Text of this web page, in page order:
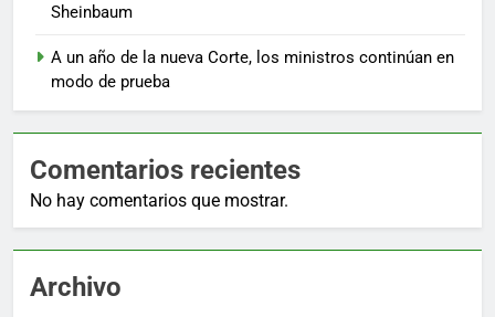
Sheinbaum
A un año de la nueva Corte, los ministros continúan en
modo de prueba
Comentarios recientes
No hay comentarios que mostrar.
Archivo